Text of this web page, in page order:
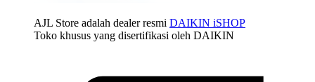
AJL Store adalah dealer resmi DAIKIN iSHOP
Toko khusus yang disertifikasi oleh DAIKIN